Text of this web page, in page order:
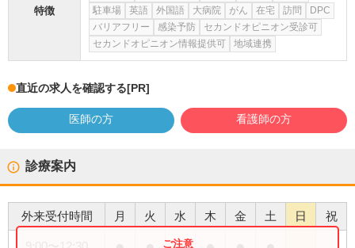
特徴
駐車場
英語 外国語 大病院 がん 在宅 訪問
DPC
バリアフリー
感染予防
セカンドオピニオン受診可
セカンドオピニオン情報提供可
地域連携
直近の求人を確認する[PR]
医師の方 看護師の方
診療案内
外来受付時間 月 火 水 木 金 土 日 祝